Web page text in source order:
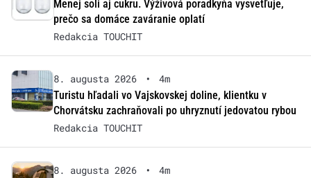
Menej soli aj cukru. Výživová poradkyňa vysvetľuje,
prečo sa domáce zaváranie oplatí
Redakcia TOUCHIT
8. augusta 2026 •
4m
Turistu hľadali vo Vajskovskej doline, klientku v
Chorvátsku zachraňovali po uhryznutí jedovatou rybou
Redakcia TOUCHIT
8. augusta 2026 •
4m